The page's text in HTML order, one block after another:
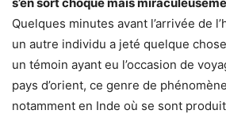
Quelques minutes avant l’arrivée de
un autre individu a jeté quelque
un témoin ayant eu l’occasion de
pays d’orient, ce genre de
notamment en Inde où se sont